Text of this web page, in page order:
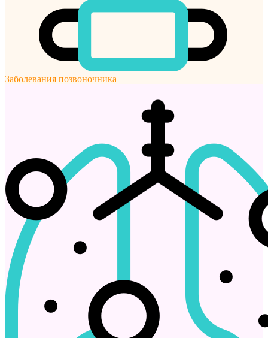
Заболевания позвоночника